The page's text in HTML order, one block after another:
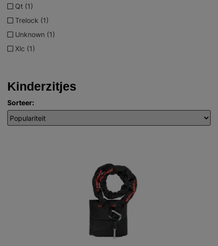
Qt (1)
Trelock (1)
Unknown (1)
Xlc (1)
Kinderzitjes
Sorteer: